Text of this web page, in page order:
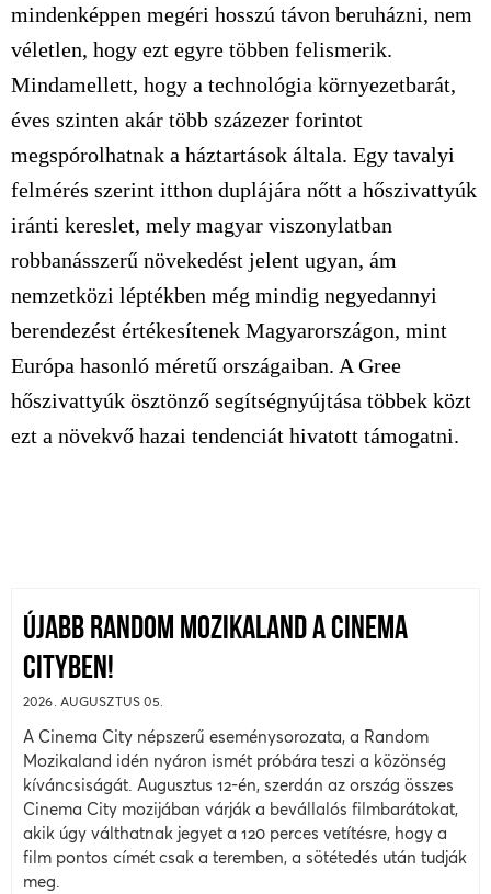
mindenképpen megéri hosszú távon beruházni, nem
véletlen, hogy ezt egyre többen felismerik.
Mindamellett, hogy a technológia környezetbarát,
éves szinten akár több százezer forintot
megspórolhatnak a háztartások általa. Egy tavalyi
felmérés szerint itthon duplájára nőtt a hőszivattyúk
iránti kereslet, mely magyar viszonylatban
robbanásszerű növekedést jelent ugyan, ám
nemzetközi léptékben még mindig negyedannyi
berendezést értékesítenek Magyarországon, mint
Európa hasonló méretű országaiban. A Gree
hőszivattyúk ösztönző segítségnyújtása többek közt
ezt a növekvő hazai tendenciát hivatott támogatni.
ÚJABB RANDOM MOZIKALAND A CINEMA
CITYBEN!
2026. AUGUSZTUS 05.
A Cinema City népszerű eseménysorozata, a Random
Mozikaland idén nyáron ismét próbára teszi a közönség
kíváncsiságát. Augusztus 12-én, szerdán az ország összes
Cinema City mozijában várják a bevállalós filmbarátokat,
akik úgy válthatnak jegyet a 120 perces vetítésre, hogy a
film pontos címét csak a teremben, a sötétedés után tudják
meg.